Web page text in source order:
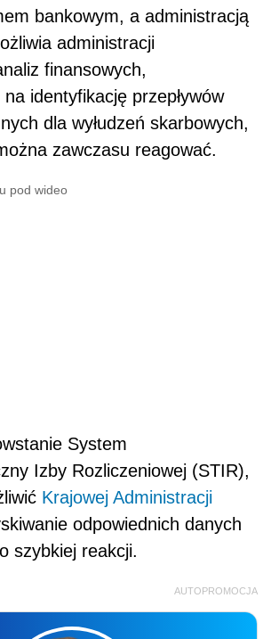
bankowym, a administracją
administracji
finansowych,
identyfikację przepływów
dla wyłudzeń skarbowych,
zawczasu reagować.
pod wideo
System
Izby Rozliczeniowej (STIR),
Krajowej Administracji
odpowiednich danych
szybkiej reakcji.
AUTOPROMOCJA